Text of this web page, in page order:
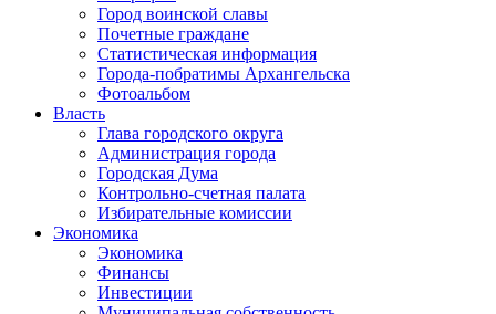
Город воинской славы
Почетные граждане
Статистическая информация
Города-побратимы Архангельска
Фотоальбом
Власть
Глава городского округа
Администрация города
Городская Дума
Контрольно-счетная палата
Избирательные комиссии
Экономика
Экономика
Финансы
Инвестиции